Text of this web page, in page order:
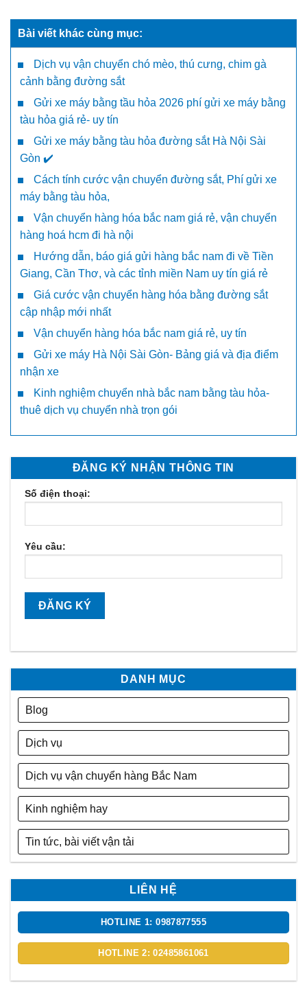
Bài viết khác cùng mục:
Dịch vụ vận chuyển chó mèo, thú cưng, chim gà
cảnh bằng đường sắt
Gửi xe máy bằng tầu hỏa 2026 phí gửi xe máy bằng
tàu hỏa giá rẻ- uy tín
Gửi xe máy bằng tàu hỏa đường sắt Hà Nội Sài
Gòn ✔️
Cách tính cước vận chuyển đường sắt, Phí gửi xe
máy bằng tàu hỏa,
Vận chuyển hàng hóa bắc nam giá rẻ, vận chuyển
hàng hoá hcm đi hà nội
Hướng dẫn, báo giá gửi hàng bắc nam đi về Tiền
Giang, Cần Thơ, và các tỉnh miền Nam uy tín giá rẻ
Giá cước vận chuyển hàng hóa bằng đường sắt
cập nhập mới nhất
Vận chuyển hàng hóa bắc nam giá rẻ, uy tín
Gửi xe máy Hà Nội Sài Gòn- Bảng giá và địa điểm
nhận xe
Kinh nghiệm chuyển nhà bắc nam bằng tàu hỏa-
thuê dịch vụ chuyển nhà trọn gói
ĐĂNG KÝ NHẬN THÔNG TIN
Số điện thoại:
Yêu cầu:
DANH MỤC
Blog
Dịch vụ
Dịch vụ vận chuyển hàng Bắc Nam
Kinh nghiệm hay
Tin tức, bài viết vận tải
LIÊN HỆ
HOTLINE 1: 0987877555
HOTLINE 2: 02485861061